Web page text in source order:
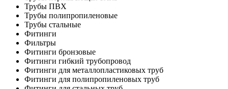
Трубы ПВХ
Трубы полипропиленовые
Трубы стальные
Фитинги
Фильтры
Фитинги бронзовые
Фитинги гибкий трубопровод
Фитинги для металлопластиковых труб
Фитинги для полипропиленовых труб